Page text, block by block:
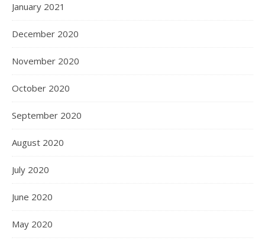
January 2021
December 2020
November 2020
October 2020
September 2020
August 2020
July 2020
June 2020
May 2020